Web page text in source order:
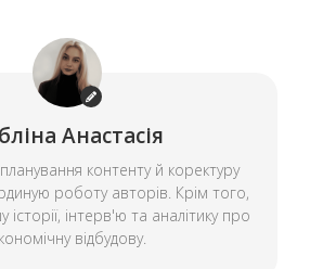
Анастасія
контенту й коректуру
роботу авторів. Крім того,
інтерв'ю та аналітику про
відбудову.